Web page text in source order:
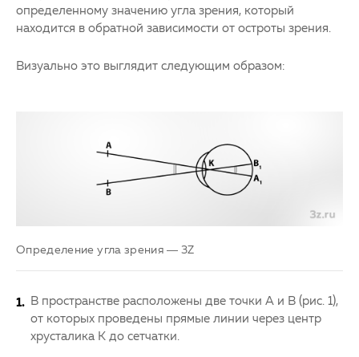
определенному значению угла зрения, который
находится в обратной зависимости от остроты зрения.
Визуально это выглядит следующим образом:
Определение угла зрения — 3Z
В пространстве расположены две точки А и В (рис. 1),
от которых проведены прямые линии через центр
хрусталика К до сетчатки.